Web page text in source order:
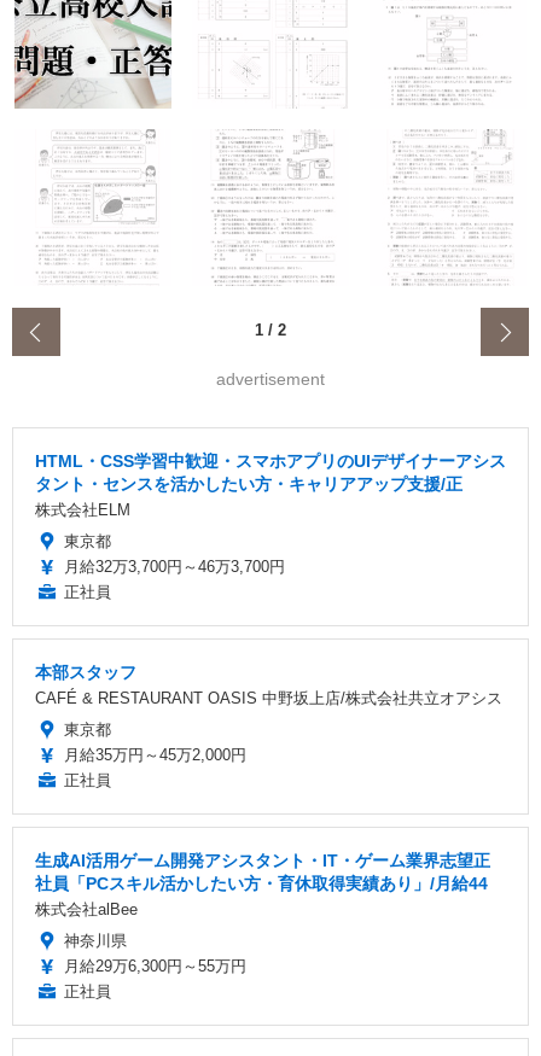
1 / 2
advertisement
HTML・CSS学習中歓迎・スマホアプリのUIデザイナーアシス
タント・センスを活かしたい方・キャリアアップ支援/正
株式会社ELM
東京都
月給32万3,700円～46万3,700円
正社員
本部スタッフ
CAFÉ & RESTAURANT OASIS 中野坂上店/株式会社共立オアシス
東京都
月給35万円～45万2,000円
正社員
生成AI活用ゲーム開発アシスタント・IT・ゲーム業界志望正
社員「PCスキル活かしたい方・育休取得実績あり」/月給44
株式会社alBee
神奈川県
月給29万6,300円～55万円
正社員